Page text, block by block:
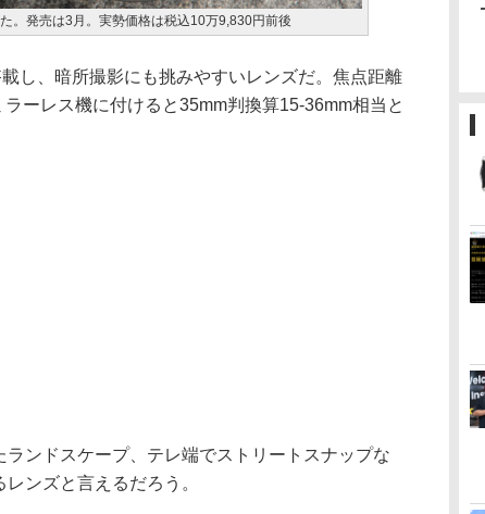
。発売は3月。実勢価格は税込10万9,830円前後
し、暗所撮影にも挑みやすいレンズだ。焦点距離
ーレス機に付けると35mm判換算15-36mm相当と
ンドスケープ、テレ端でストリートスナップな
ンズと言えるだろう。